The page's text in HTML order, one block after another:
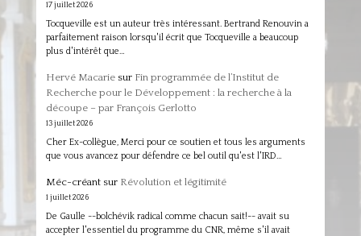
17 juillet 2026
Tocqueville est un auteur très intéressant. Bertrand Renouvin a
parfaitement raison lorsqu'il écrit que Tocqueville a beaucoup
plus d'intérêt que…
Hervé Macariesur Fin programmée de l’Institut de
Recherche pour le Développement : la recherche à la
découpe – par François Gerlotto
13 juillet 2026
Cher Ex-collègue, Merci pour ce soutien et tous les arguments
que vous avancez pour défendre ce bel outil qu'est l'IRD…
Méc-créantsur Révolution et légitimité
1 juillet 2026
De Gaulle --bolchévik radical comme chacun sait!-- avait su
accepter l'essentiel du programme du CNR, même s'il avait